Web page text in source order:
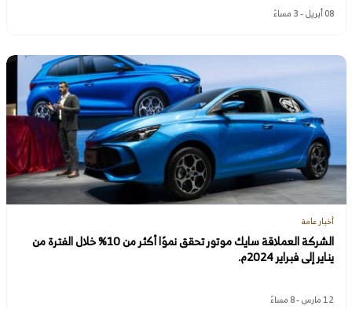
08 أبريل - 3 مساءً
أخبار عامة
الشركة العملاقة سايك موتور تحقق نموًا أكثر من 10% خلال الفترة من
يناير إلى فبراير 2024م.
12 مارس - 8 مساءً